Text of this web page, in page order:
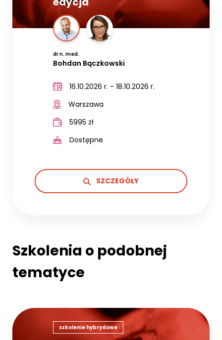
dr n. med.
Bohdan Bączkowski
16.10.2026 r. - 18.10.2026 r.
Warszawa
5995 zł
Dostępne
SZCZEGÓŁY
Szkolenia o podobnej
tematyce
szkolenie hybrydowe